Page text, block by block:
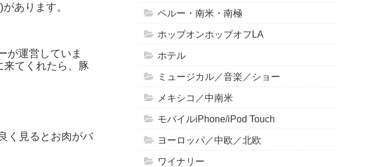
があります。
が運営していま
てくれたら、豚
く見るとお肉がバ
ペルー・南米・南極
ホップオンホップオフLA
ホテル
ミュージカル／音楽／ショー
メキシコ／中南米
モバイルiPhone/iPod Touch
ヨーロッパ／中欧／北欧
ワイナリー